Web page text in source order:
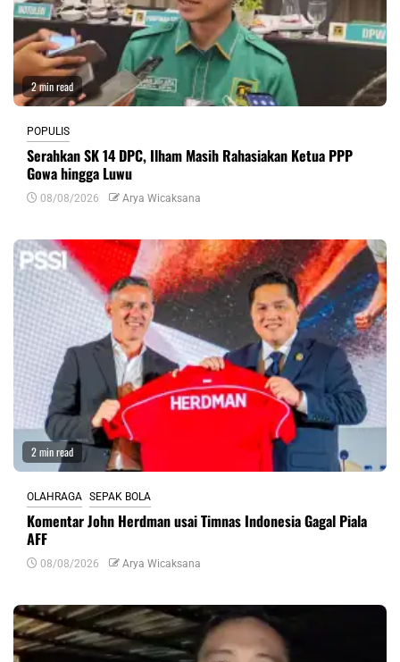
2 min read
POPULIS
Serahkan SK 14 DPC, Ilham Masih Rahasiakan Ketua PPP
Gowa hingga Luwu
08/08/2026 Arya Wicaksana
2 min read
OLAHRAGA SEPAK BOLA
Komentar John Herdman usai Timnas Indonesia Gagal Piala
AFF
08/08/2026 Arya Wicaksana